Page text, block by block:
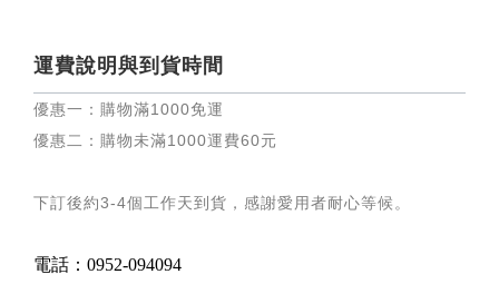
運費說明與到貨時間
優惠一：購物滿1000免運
優惠二：購物未滿1000運費60元
下訂後約3-4個工作天到貨，感謝愛用者耐心等候 。
電話：0952-094094